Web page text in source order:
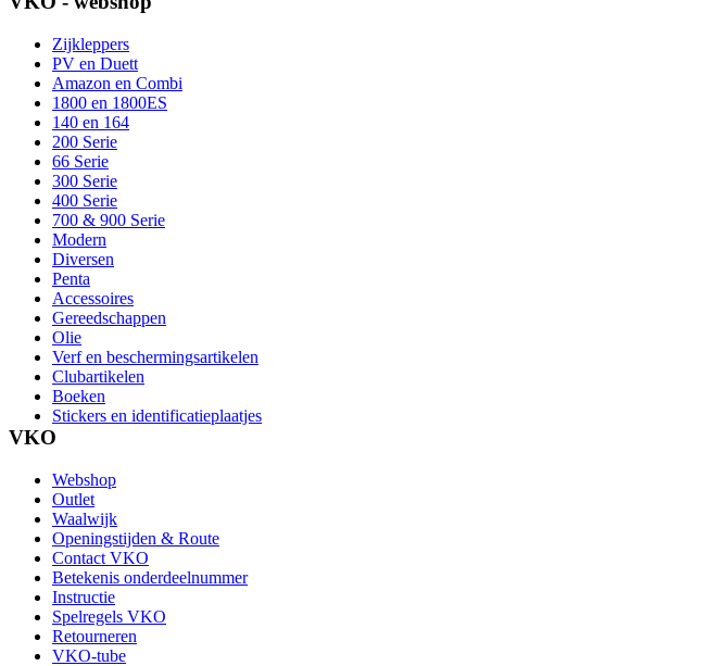
Zijkleppers
PV en Duett
Amazon en Combi
1800 en 1800ES
140 en 164
200 Serie
66 Serie
300 Serie
400 Serie
700 & 900 Serie
Modern
Diversen
Penta
Accessoires
Gereedschappen
Olie
Verf en beschermingsartikelen
Clubartikelen
Boeken
Stickers en identificatieplaatjes
VKO
Webshop
Outlet
Waalwijk
Openingstijden & Route
Contact VKO
Betekenis onderdeelnummer
Instructie
Spelregels VKO
Retourneren
VKO-tube